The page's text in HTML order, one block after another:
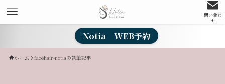
問い合わ
せ
Notia WEB予約
ホーム facehair-notiaの執筆記事